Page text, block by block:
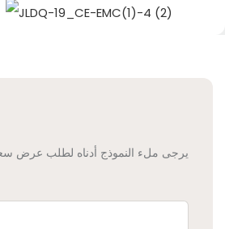
يرجى ملء النموذج أدناه لطلب عرض